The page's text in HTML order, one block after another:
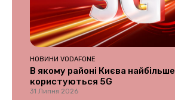
НОВИНИ VODAFONE
В якому районі Києва найбільше
користуються 5G
31 Липня 2026